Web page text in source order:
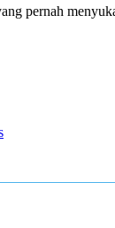
pernah